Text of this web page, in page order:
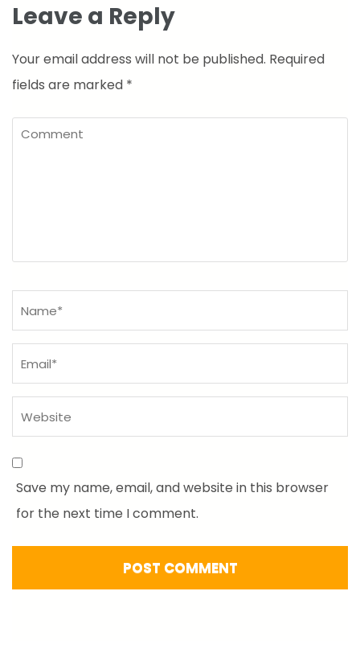
Leave a Reply
Your email address will not be published. Required
fields are marked *
Comment
Save my name, email, and website in this browser
for the next time I comment.